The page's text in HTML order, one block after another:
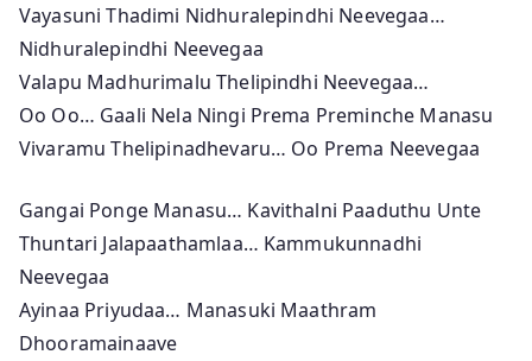
Vayasuni Thadimi Nidhuralepindhi Neevegaa…
Nidhuralepindhi Neevegaa
Valapu Madhurimalu Thelipindhi Neevegaa…
Oo Oo… Gaali Nela Ningi Prema Preminche Manasu
Vivaramu Thelipinadhevaru… Oo Prema Neevegaa
Gangai Ponge Manasu… Kavithalni Paaduthu Unte
Thuntari Jalapaathamlaa… Kammukunnadhi
Neevegaa
Ayinaa Priyudaa… Manasuki Maathram
Dhooramainaave